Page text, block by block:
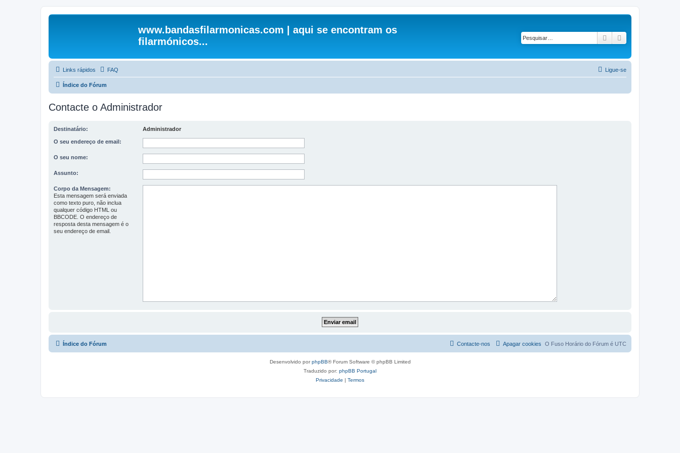
www.bandasfilarmonicas.com | aqui se encontram os
filarmónicos...
Pesquisar
Links rápidos FAQ Ligue-se
Índice do Fórum
Contacte o Administrador
Destinatário: Administrador
O seu endereço de email:
O seu nome:
Assunto:
Corpo da Mensagem:
Esta mensagem será enviada
como texto puro, não inclua
qualquer código HTML ou
BBCODE. O endereço de
resposta desta mensagem é o
seu endereço de email.
Índice do Fórum O Fuso Horário do Fórum é UTC
Apagar cookies
Contacte-nos
Desenvolvido porphpBB® Forum Software © phpBB Limited
Traduzido por: phpBB Portugal
Privacidade | Termos